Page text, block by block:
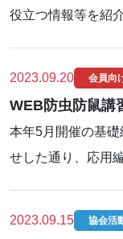
役立つ情報等を紹
2023.09.20 会員向
WEB防虫防鼠
本年5月開催の基
せした通り、応用
2023.09.15 協会活